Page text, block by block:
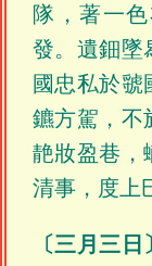
隊，著一
發。遺鈿墜
國忠私於
鑣方駕，不
靘妝盈巷，
清事，度上
〔三月三日